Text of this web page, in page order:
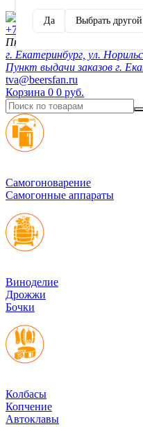
Да Выбрать
+7 (902) 872-54-70
Пн-Пт 10:00-20:00, сб-вск
г. Екатеринбург, ул.
Пункт выдачи заказов г.
tva@beersfan.ru
Корзина 0 0 руб.
Cамогоноварение
Самогонные аппараты
Виноделие
Дрожжи
Бочки
Колбасы
Копчение
Автоклавы